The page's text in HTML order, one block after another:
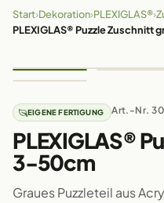
Start›Dekoration›PLEXIGLAS®›
PLEXIGLAS® Puzzle Zuschnitt
EIGENE FERTIGUNG Art.-Nr.
PLEXIGLAS®
3-50cm
Graues Puzzleteil aus